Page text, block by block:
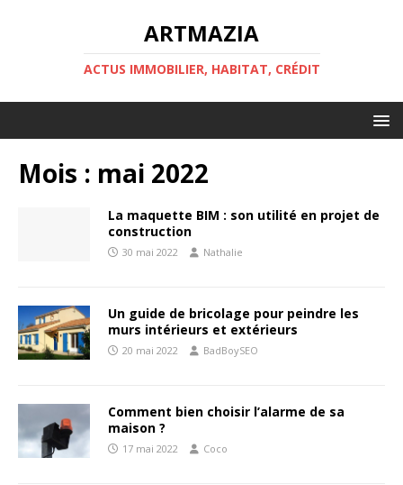
ARTMAZIA
ACTUS IMMOBILIER, HABITAT, CRÉDIT
Mois : mai 2022
La maquette BIM : son utilité en projet de
construction
30 mai 2022 Nathalie
Un guide de bricolage pour peindre les
murs intérieurs et extérieurs
20 mai 2022 BadBoySEO
Comment bien choisir l’alarme de sa
maison ?
17 mai 2022 Coco